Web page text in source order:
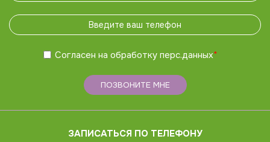
Согласен на обработку перс.данных*
ПОЗВОНИТЕ МНЕ
ЗАПИСАТЬСЯ ПО ТЕЛЕФОНУ